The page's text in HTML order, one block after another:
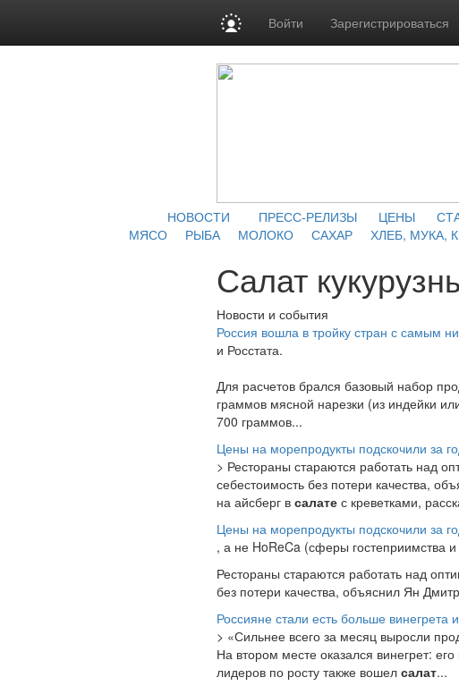
Войти Зарегистрироваться
НОВОСТИ ПРЕСС-РЕЛИЗЫ ЦЕНЫ
МЯСО
РЫБА МОЛОКО САХАР ХЛЕБ, МУКА,
Салат
Новости и события
Россия вошла в тройку стран с самым
и Росстата.
Для расчетов брался базовый набор
граммов мясной нарезки (из индейки
700 граммов...
Цены на морепродукты подскочили за
> Рестораны стараются работать над
себестоимость без потери качества,
на айсберг в салате с креветками,
Цены на морепродукты подскочили за
, а не HoReCa (сферы гостеприимства
Рестораны стараются работать над
без потери качества, объяснил Ян
Россияне стали есть больше винегрета
> «Сильнее всего за месяц выросли
На втором месте оказался винегрет:
лидеров по росту также вошел салат...